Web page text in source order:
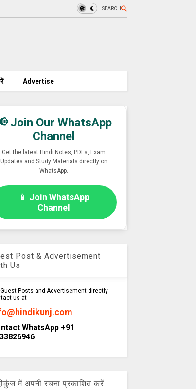
SEARCH
Advertise
Join Our WhatsApp
Channel
Get the latest Hindi Notes, PDFs, Exam
Updates and Study Materials directly on
WhatsApp.
📱 Join WhatsApp
Channel
Post & Advertisement
Us
Guest Posts and Advertisement directly
us at -
WhatsApp +91
में अपनी रचना प्रकाशित करें